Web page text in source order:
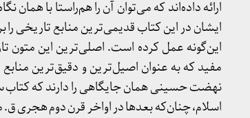
ارائه داده‌اند که می‌توان آن را هم‌راستا با
ایشان در این کتاب قدیمی‌ترین منابع تاریخی
این‌گونه عمل کرده است. اصلی‌ترین این
مفید که به عنوان اصیل‌ترین و دقیق‌ترین منابع
نهضت حسینی همان جایگاهی را دارند که کتاب
اسلام، چنان‌که بعدها در اواخر قرن دوم هجری ق.